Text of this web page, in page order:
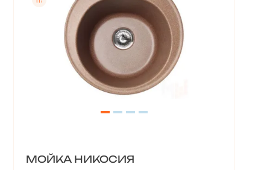
МОЙКА НИКОСИЯ